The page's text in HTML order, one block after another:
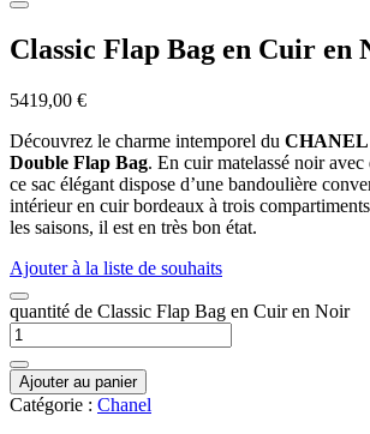
Classic Flap Bag en Cuir en
5419,00 €
Découvrez le charme intemporel du CHANEL
Double Flap Bag. En cuir matelassé noir
ce sac élégant dispose d’une bandoulière
intérieur en cuir bordeaux à trois
les saisons, il est en très bon état.
Ajouter à la liste de souhaits
quantité de Classic Flap Bag en Cuir en Noir
Ajouter au panier
Catégorie : Chanel